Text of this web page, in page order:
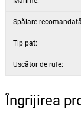
Spălare
Tip pat:
Uscător de rufe:
Îngrijirea